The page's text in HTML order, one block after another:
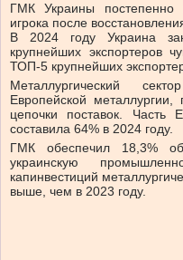
ГМК Украины постепенно
игрока после
В 2024 году Украина
крупнейших экспортеров
ТОП-5 крупнейших
Металлургический
Европейской
цепочки поставок. Часть
составила 64% в 2024 году.
ГМК обеспечил 18,3%
украинскую
капинвестиций
выше, чем в 2023 году.